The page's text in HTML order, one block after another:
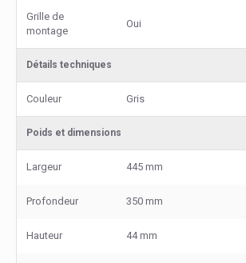
Grille de
montage
Oui
Détails techniques
Couleur Gris
Poids et dimensions
Largeur 445 mm
Profondeur 350 mm
Hauteur 44 mm